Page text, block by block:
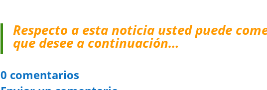
Respecto a esta noticia usted puede
que desee a continuación…
0 comentarios